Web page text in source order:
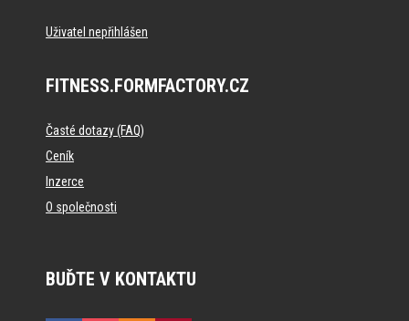
Uživatel nepřihlášen
FITNESS.FORMFACTORY.CZ
Časté dotazy (FAQ)
Ceník
Inzerce
O společnosti
BUĎTE V KONTAKTU